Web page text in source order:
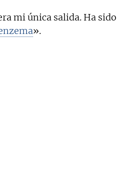
mi única salida. Ha sido
».